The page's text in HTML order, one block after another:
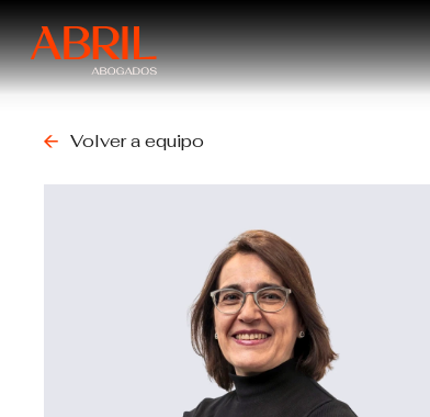
to
main
content
Volver a equipo